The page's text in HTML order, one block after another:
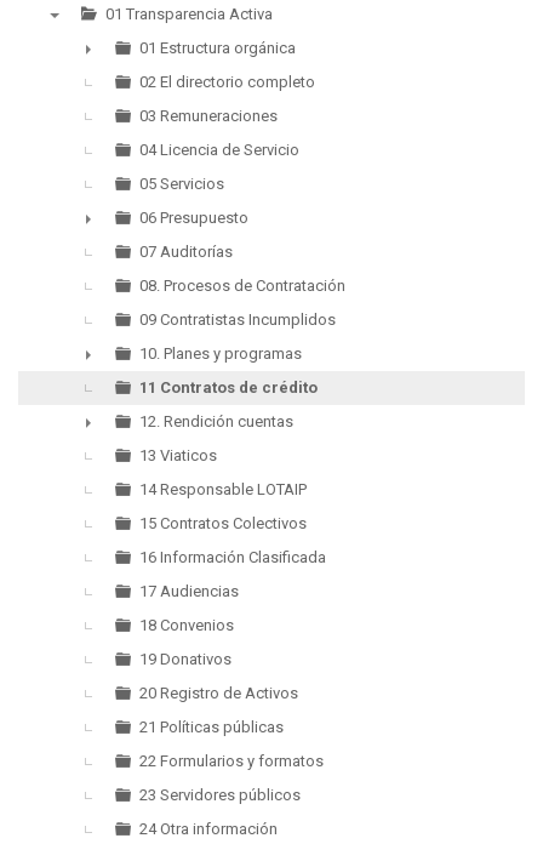
01 Transparencia Activa
►
01 Estructura orgánica
02 El directorio completo
03 Remuneraciones
04 Licencia de Servicio
05 Servicios
►
06 Presupuesto
07 Auditorías
08. Procesos de Contratación
09 Contratistas Incumplidos
►
10. Planes y programas
11 Contratos de crédito
►
12. Rendición cuentas
13 Viaticos
14 Responsable LOTAIP
15 Contratos Colectivos
16 Información Clasificada
17 Audiencias
18 Convenios
19 Donativos
20 Registro de Activos
21 Políticas públicas
22 Formularios y formatos
23 Servidores públicos
24 Otra información